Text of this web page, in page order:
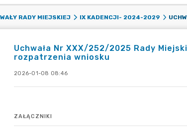
RADY MIEJSKIEJ IX KADENCJI- 2024-2029
Uchwała Nr XXX/252/2025 Rady
rozpatrzenia wniosku
2026-01-08 08:46
ZAŁĄCZNIKI